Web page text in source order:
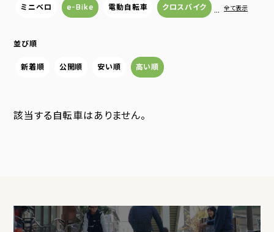
ミニベロ e-Bike 電動自転車 クロスバイク … 全て表示
並び順
新着順 公開順 安い順 高い順
該当する自転車はありません。